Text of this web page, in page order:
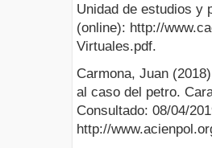
Unidad de estudios y
(online): http://
Virtuales.pdf.
Carmona, Juan
al caso del petro.
Consultado: 08/04/
http://